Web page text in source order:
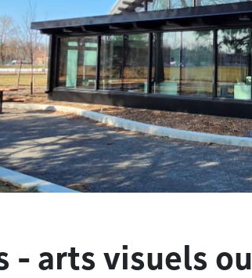
- arts visuels ou